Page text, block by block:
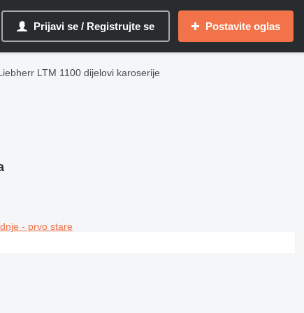
Prijavi se / Registrujte se Postavite oglas
LTM 1100 dijelovi karoserije
- prvo stare